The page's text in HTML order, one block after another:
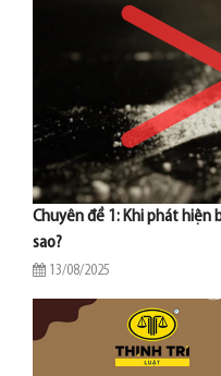
Chuyên đề 1: Khi phát hiện
sao?
13/08/2025